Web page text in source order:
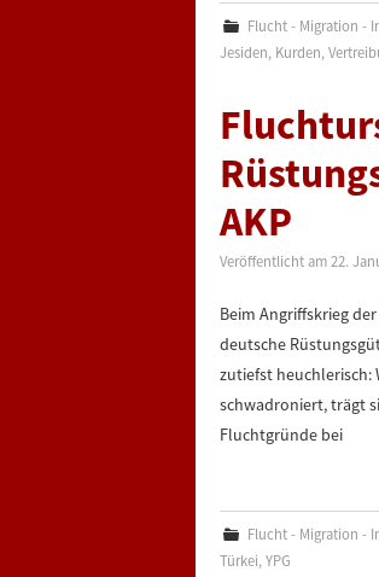
Flucht - Migration -
Jesiden, Kurden,
AKP
Veröffentlicht am 22.
Beim Angriffskrieg
deutsche
zutiefst heuchlerisch:
schwadroniert, trägt
Fluchtgründe bei
Flucht - Migration -
Türkei, YPG